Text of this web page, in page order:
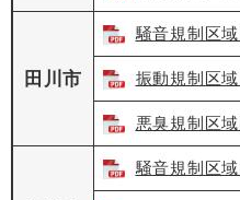
田川市
騒音規制区
振動規制区
悪臭規制区
騒音規制区